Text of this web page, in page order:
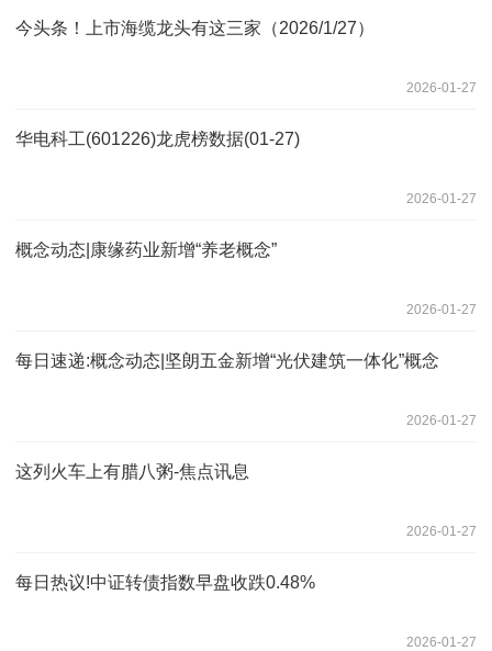
今头条！上市海缆龙头有这三家（2026/1/27）
2026-01-27
华电科工(601226)龙虎榜数据(01-27)
2026-01-27
概念动态|康缘药业新增“养老概念”
2026-01-27
每日速递:概念动态|坚朗五金新增“光伏建筑一体化”概念
2026-01-27
这列火车上有腊八粥-焦点讯息
2026-01-27
每日热议!中证转债指数早盘收跌0.48%
2026-01-27